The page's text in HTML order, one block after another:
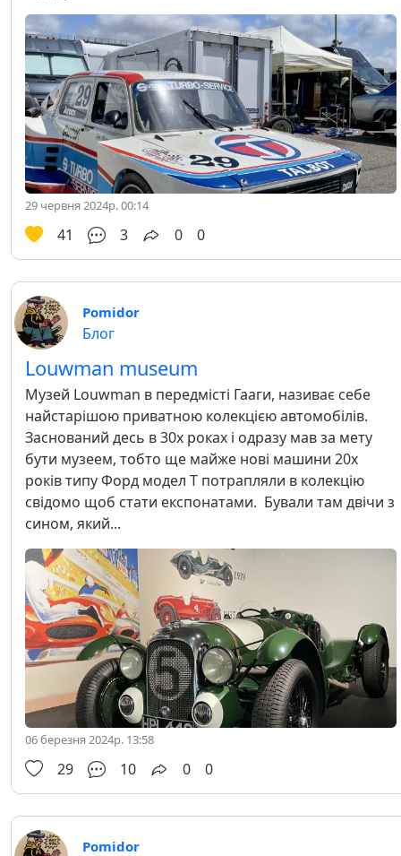
29 червня 2024р. 00:14
41 3 0 0
Pomidor
Блог
Louwman museum
Музей Louwman в передмісті Гааги, називає себе
найстарішою приватною колекцією автомобілів.
Заснований десь в 30х роках і одразу мав за мету
бути музеем, тобто ще майже нові машини 20х
років типу Форд модел Т потрапляли в колекцію
свідомо щоб стати експонатами. Бували там двічи з
сином, який...
06 березня 2024р. 13:58
29 10 0 0
Pomidor